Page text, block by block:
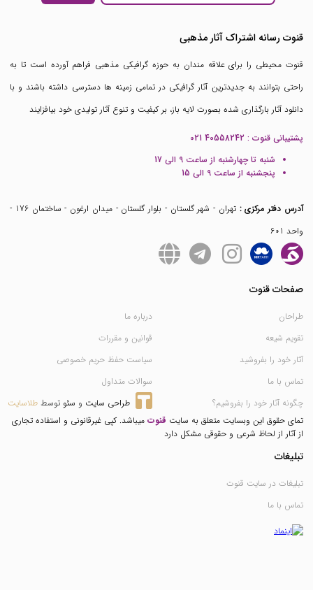
قنوت رسانه اشتراک آثار مذهبی
قنوت محیطی را برای علاقه مندان به حوزه گرافیکی مذهبی فراهم آورده است تا به
راحتی بتوانند به جدیدترین آثار گرافیکی در تمامی زمینه ها دسترسی داشته باشند و با
دانلود آثار بارگذاری شده بصورت لایه باز، بر کیفیت و تنوع آثار تولیدی خود بیافزایند
پشتیبانی قنوت : 021 40558242
شنبه تا چهارشنبه از ساعت 9 الی 17
پنجشنبه از ساعت 9 الی 15
آدرس دفتر مرکزی :
تهران - شهر گلستان - بلوار گلستان - میدان ارغون - ساختمان 176 -
واحد 601
صفحات قنوت
طراحان
تقویم شیعه
آثار خود را بفروشید
تماس با ما
چگونه آثار خود را بفروشیم؟
درباره ما
قوانین و مقررات
سیاست حفظ حریم خصوصی
سوالات متداول
طراحی سایت و سئو توسط طلاسایت
تمای حقوق این وبسایت متعلق به سایت قنوت میباشد. کپی غیرقانونی و استفاده تجاری
از آثار از لحاظ شرعی و حقوقی مشکل دارد
تبلیغات
تبلیغات در سایت قنوت
تماس با ما